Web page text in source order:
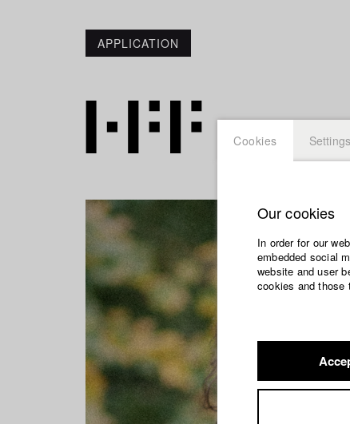
APPLICATION
Cookies Settings
Our cookies
In order for our
embedded social
website and user
cookies and those